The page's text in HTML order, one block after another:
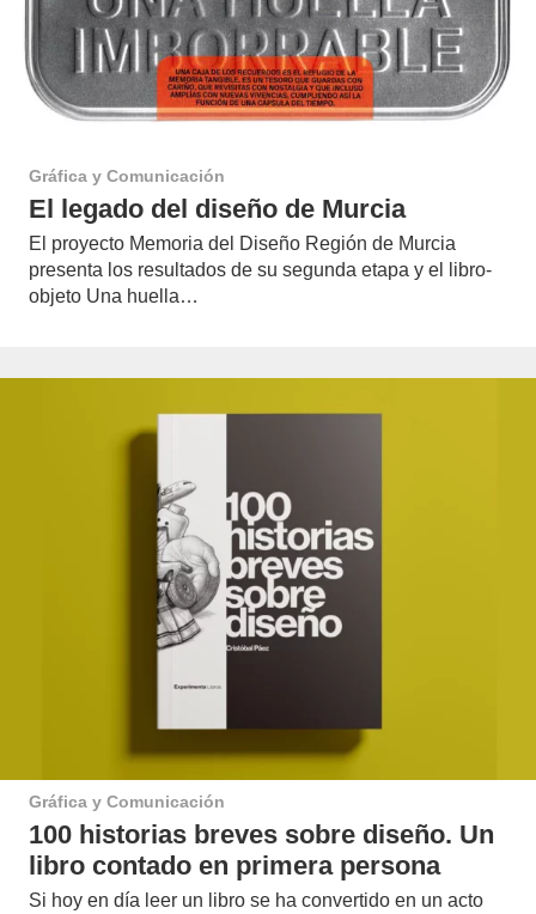
Gráfica y Comunicación
El legado del diseño de Murcia
El proyecto Memoria del Diseño Región de Murcia
presenta los resultados de su segunda etapa y el libro-
objeto Una huella…
Gráfica y Comunicación
100 historias breves sobre diseño. Un
libro contado en primera persona
Si hoy en día leer un libro se ha convertido en un acto